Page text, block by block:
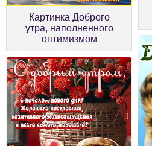
Картинка Доброго
утра, наполненного
оптимизмом